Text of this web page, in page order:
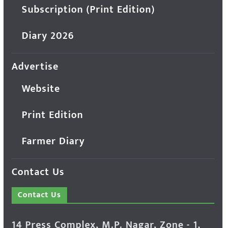
Subscription (Print Edition)
Diary 2026
Advertise
Website
Print Edition
Farmer Diary
Contact Us
Contact Us